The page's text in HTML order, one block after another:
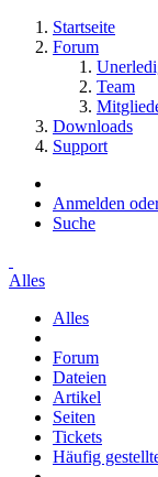
Startseite
Forum
Team
Downloads
Support
Anmelden
Suche
Alles
Alles
Forum
Dateien
Artikel
Seiten
Tickets
Häufig